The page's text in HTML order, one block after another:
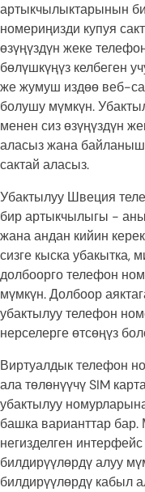
артыкчылыктарынын
номериңизди купуя
өзүңүздүн жеке
бөлүшкүңүз келбеген
же жумуш издөө веб-
болушу мүмкүн.
менен сиз өзүңүздүн
аласыз жана
сактай аласыз.
Убактылуу Швеция
бир артыкчылыгы - аны
жана андан кийин
сизге кыска убакытка,
долбоорго телефон
мүмкүн. Долбоор
убактылуу телефон
нерселерге өтсөңүз
Виртуалдык телефон
ала төлөнүүчү SIM
убактылуу
башка варианттар
негизделген
билдирүүлөрдү алуу
билдирүүлөрдү кабыл